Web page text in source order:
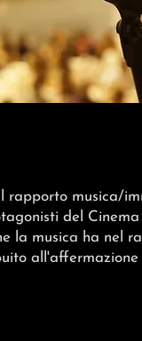
rapporto musica/
del
la musica ha nel